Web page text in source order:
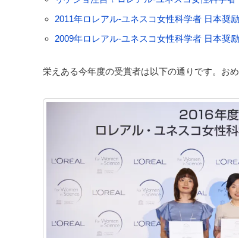
2011年ロレアル-ユネスコ女性科学者 日本奨
2009年ロレアル-ユネスコ女性科学者 日本奨
栄えある今年度の受賞者は以下の通りです。お